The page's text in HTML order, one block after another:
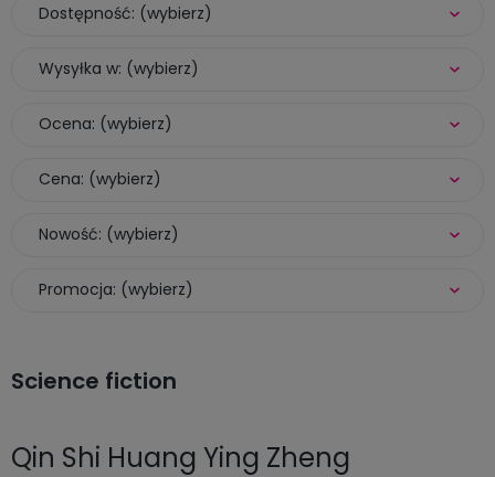
Dostępność: (wybierz)
Wysyłka w: (wybierz)
Ocena: (wybierz)
Cena: (wybierz)
Nowość: (wybierz)
Promocja: (wybierz)
Science fiction
Qin Shi Huang Ying Zheng